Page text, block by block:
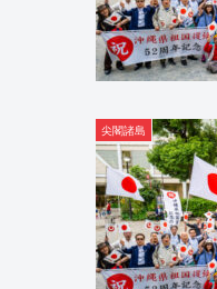
尖閣諸島